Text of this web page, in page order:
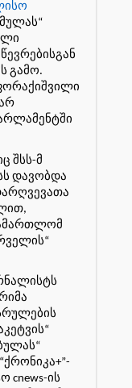
გამო.
შსს-მ
დავობდა
cnews-ის